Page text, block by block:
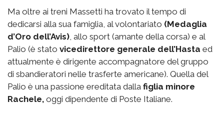
Ma oltre ai treni Massetti ha trovato il tempo di
dedicarsi alla sua famiglia, al volontariato (Medaglia
d’Oro dell’Avis), allo sport (amante della corsa) e al
Palio (è stato vicedirettore generale dell’Hasta ed
attualmente è dirigente accompagnatore del gruppo
di sbandieratori nelle trasferte americane). Quella del
Palio è una passione ereditata dalla figlia minore
Rachele, oggi dipendente di Poste Italiane.